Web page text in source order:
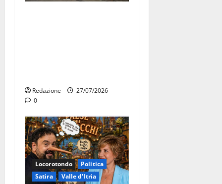
Redazione
27/07/2026
0
Locorotondo
Politica
Satira
Valle d'Itria